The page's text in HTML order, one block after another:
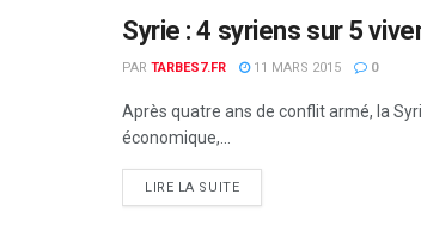
MONDE
Syrie : 4 syriens sur 5
PAR TARBES7.FR 11 MARS 2015 0
Après quatre ans de conflit armé, la
économique,...
LIRE LA SUITEDETAILS